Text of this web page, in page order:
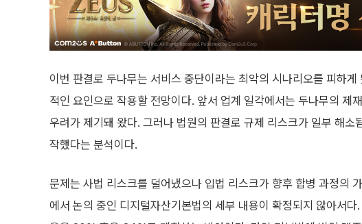
이번 판결로 두나무는 서비스 중단이라는 최악의 시나리오를 피하
적인 요인으로 작용할 전망이다. 앞서 업계 일각에서는 두나무의 제
우려가 제기돼 왔다. 그러나 법원의 판결로 규제 리스크가 일부 해소
작했다는 분석이다.
문제는 사법 리스크를 덜어냈으나 입법 리스크가 향후 합병 과정의
에서 논의 중인 디지털자산기본법의 세부 내용이 확정되지 않아서